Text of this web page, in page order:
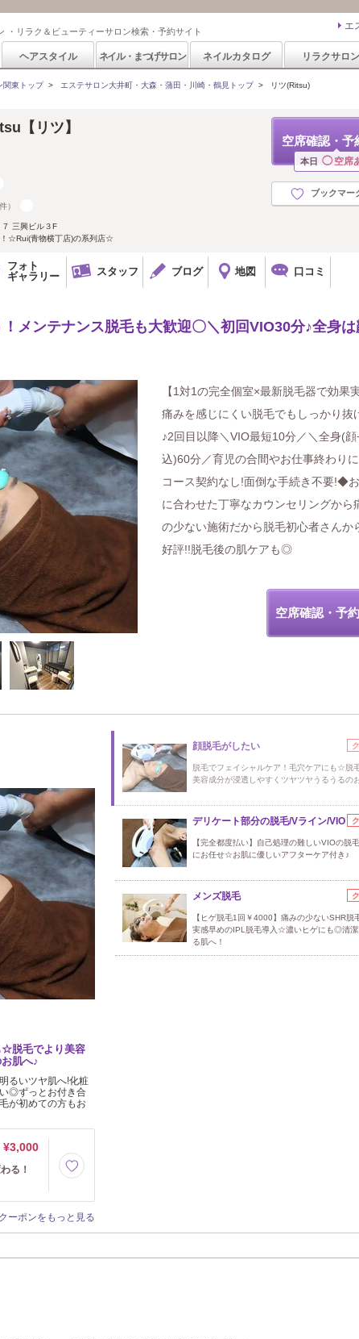
・リラク＆ビューティーサロン検索・予約サイト エ
ヘアスタイル ネイル・まつげサロン ネイルカタログ リラクサロン
関東トップ> エステサロン大井町・大森・蒲田・川崎・鶴見トップ> リツ(Ritsu)
空席確認・予
本日 ◯ 空席
ブックマー
【リツ】
）
三興ビル３F
☆Rui(青物横丁店)の系列店☆
フォト
ギャラリー
スタッフ ブログ 地図 口コミ
メンテナンス脱毛も大歓迎〇＼初回VIO30分♪全身は
【1対1の完全個室×最新脱毛器で効果
痛みを感じにくい脱毛でもしっかり抜
♪2回目以降＼VIO最短10分／＼全身(顔
込)60分／育児の合間やお仕事終わり
コース契約なし!面倒な手続き不要!◆
に合わせた丁寧なカウンセリングから
の少ない施術だから脱毛初心者さんか
好評!!脱毛後の肌ケアも◎
空席確認・予
☆脱毛でより美容
肌へ♪
るいツヤ肌へ!化粧
◎ずっとお付き合
が初めての方もお
¥3,000
る！
ーポンをもっと見る
顔脱毛がしたい
脱毛でフェイシャルケア！毛穴ケアにも☆脱
美容成分が浸透しやすくツヤツヤうるうるの
デリケート部分の脱毛/Vライン/VIO
【完全都度払い】自己処理の難しいVIOの脱
にお任せ☆お肌に優しいアフターケア付き♪
メンズ脱毛
【ヒゲ脱毛1回￥4000】痛みの少ないSHR脱
実感早めのIPL脱毛導入☆濃いヒゲにも◎清潔
る肌へ！